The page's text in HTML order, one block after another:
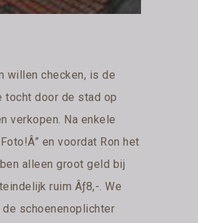
willen checken, is de
tocht door de stad op
verkopen. Na enkele
en voordat Ron het
alleen groot geld bij
ruim Âƒ8,-. We
schoenenoplichter